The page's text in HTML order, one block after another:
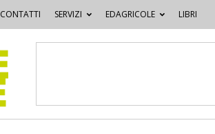
CONTATTI SERVIZI EDAGRICOLE LIBRI